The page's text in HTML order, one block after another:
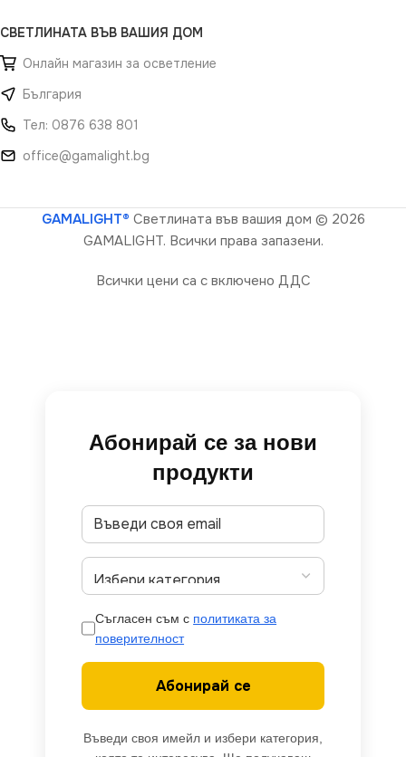
СВЕТЛИНАТА ВЪВ ВАШИЯ ДОМ
Онлайн магазин за осветление
България
Тел: 0876 638 801
office@gamalight.bg
GAMALIGHT® Светлината във вашия дом © 2026
GAMALIGHT. Всички права запазени.
Всички цени са с включено ДДС
Абонирай се за нови
продукти
Съгласен съм с политиката за
поверителност
Абонирай се
Въведи своя имейл и избери категория,